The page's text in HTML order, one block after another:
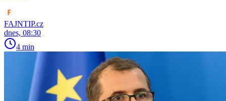
FAJNTIP.cz
dnes, 08:30
4 min